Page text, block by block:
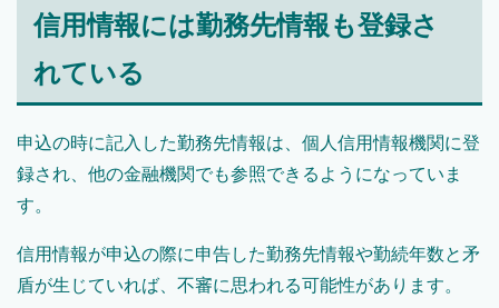
信用情報には勤務先情報も登録さ
れている
申込の時に記入した勤務先情報は、個人信用情報機関に登
録され、他の金融機関でも参照できるようになっていま
す。
信用情報が申込の際に申告した勤務先情報や勤続年数と矛
盾が生じていれば、不審に思われる可能性があります。